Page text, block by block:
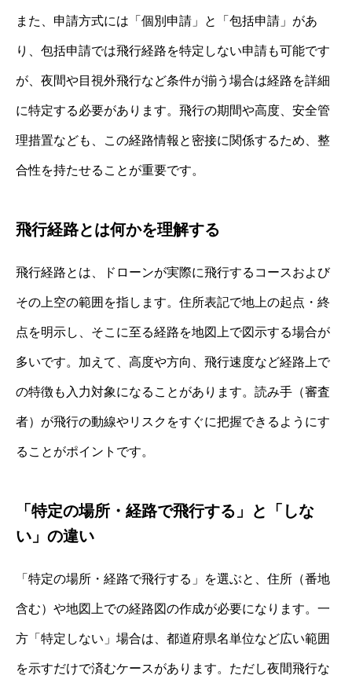
また、申請方式には「個別申請」と「包括申請」があ
り、包括申請では飛行経路を特定しない申請も可能です
が、夜間や目視外飛行など条件が揃う場合は経路を詳細
に特定する必要があります。飛行の期間や高度、安全管
理措置なども、この経路情報と密接に関係するため、整
合性を持たせることが重要です。
飛行経路とは何かを理解する
飛行経路とは、ドローンが実際に飛行するコースおよび
その上空の範囲を指します。住所表記で地上の起点・終
点を明示し、そこに至る経路を地図上で図示する場合が
多いです。加えて、高度や方向、飛行速度など経路上で
の特徴も入力対象になることがあります。読み手（審査
者）が飛行の動線やリスクをすぐに把握できるようにす
ることがポイントです。
「特定の場所・経路で飛行する」と「しな
い」の違い
「特定の場所・経路で飛行する」を選ぶと、住所（番地
含む）や地図上での経路図の作成が必要になります。一
方「特定しない」場合は、都道府県名単位など広い範囲
を示すだけで済むケースがあります。ただし夜間飛行な